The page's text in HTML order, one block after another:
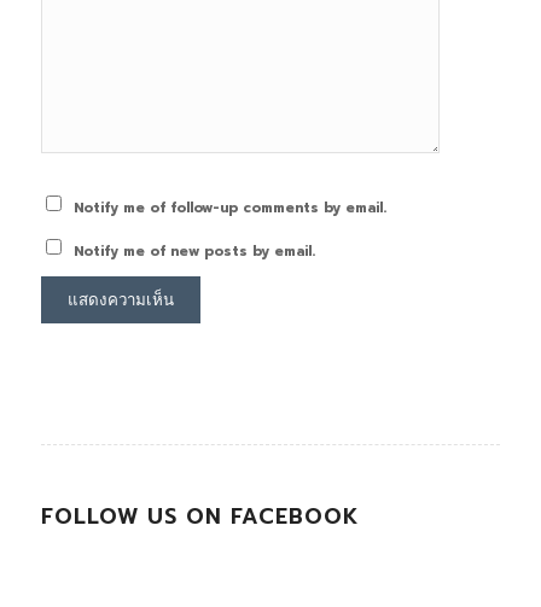
Notify me of follow-up comments by email.
Notify me of new posts by email.
FOLLOW US ON FACEBOOK